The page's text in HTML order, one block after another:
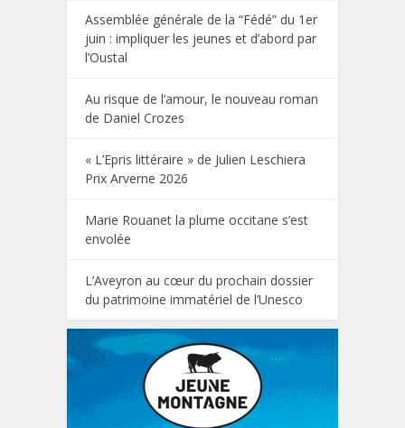
Assemblée générale de la “Fédé” du 1er
juin : impliquer les jeunes et d’abord par
l’Oustal
Au risque de l’amour, le nouveau roman
de Daniel Crozes
« L’Epris littéraire » de Julien Leschiera
Prix Arverne 2026
Marie Rouanet la plume occitane s’est
envolée
L’Aveyron au cœur du prochain dossier
du patrimoine immatériel de l’Unesco